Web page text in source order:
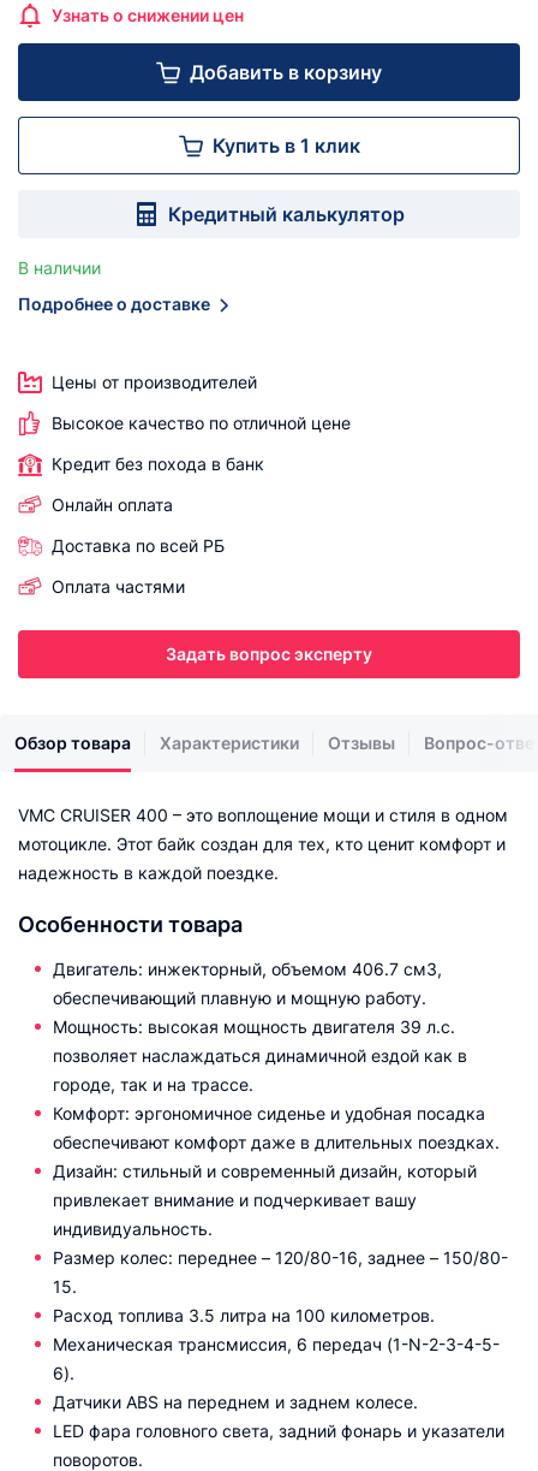
Узнать о снижении цен
Добавить в корзину
Купить в 1 клик
Кредитный калькулятор
В наличии
Подробнее о доставке
Цены от производителей
Высокое качество по отличной цене
Кредит без похода в банк
Онлайн оплата
Доставка по всей РБ
Оплата частями
Задать вопрос эксперту
Обзор товара Характеристики Отзывы Вопрос-
VMC CRUISER 400 – это воплощение мощи и стиля в одном
мотоцикле. Этот байк создан для тех, кто ценит комфорт и
надежность в каждой поездке.
Особенности товара
Двигатель: инжекторный, объемом 406.7 см3,
обеспечивающий плавную и мощную работу.
Мощность: высокая мощность двигателя 39 л.с.
позволяет наслаждаться динамичной ездой как в
городе, так и на трассе.
Комфорт: эргономичное сиденье и удобная посадка
обеспечивают комфорт даже в длительных поездках.
Дизайн: стильный и современный дизайн, который
привлекает внимание и подчеркивает вашу
индивидуальность.
Размер колес: переднее – 120/80-16, заднее – 150/80-
15.
Расход топлива 3.5 литра на 100 километров.
Механическая трансмиссия, 6 передач (1-N-2-3-4-5-
6).
Датчики ABS на переднем и заднем колесе.
LED фара головного света, задний фонарь и указатели
поворотов.